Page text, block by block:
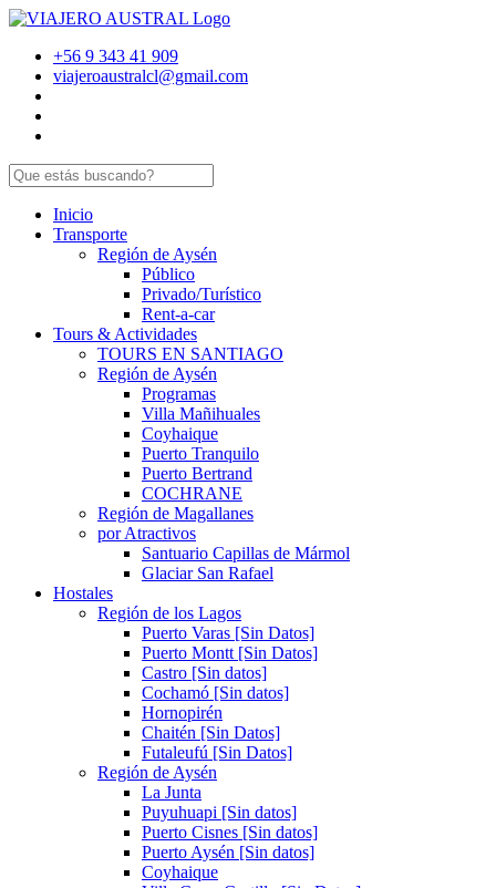
+56 9 343 41 909
viajeroaustralcl@gmail.com
Inicio
Transporte
Región de Aysén
Público
Privado/Turístico
Rent-a-car
Tours & Actividades
TOURS EN SANTIAGO
Región de Aysén
Programas
Villa Mañihuales
Coyhaique
Puerto Tranquilo
Puerto Bertrand
COCHRANE
Región de Magallanes
por Atractivos
Santuario Capillas de Mármol
Glaciar San Rafael
Hostales
Región de los Lagos
Puerto Varas [Sin Datos]
Puerto Montt [Sin Datos]
Castro [Sin datos]
Cochamó [Sin datos]
Hornopirén
Chaitén [Sin Datos]
Futaleufú [Sin Datos]
Región de Aysén
La Junta
Puyuhuapi [Sin datos]
Puerto Cisnes [Sin datos]
Puerto Aysén [Sin datos]
Coyhaique